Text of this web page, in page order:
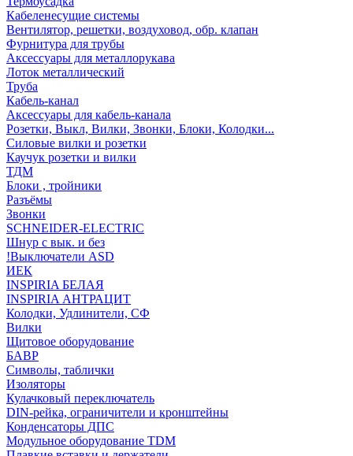
Кабеленесущие системы
Вентилятор, решетки, воздуховод, обр. клапан
Фурнитура для трубы
Аксессуары для металлорукава
Лоток металлический
Труба
Кабель-канал
Аксессуары для кабель-канала
Розетки, Выкл, Вилки, Звонки, Блоки, Колодки...
Силовые вилки и розетки
Каучук розетки и вилки
ТДМ
Блоки , тройники
Разъёмы
Звонки
SCHNEIDER-ELECTRIC
Шнур с вык. и без
!Выключатели ASD
ИЕК
INSPIRIA БЕЛАЯ
INSPIRIA АНТРАЦИТ
Колодки, Удлинители, СФ
Вилки
Щитовое оборудование
БАВР
Символы, таблички
Изоляторы
Кулачковый переключатель
DIN-рейка, ограничители и кронштейны
Конденсаторы ДПС
Модульное оборудование TDM